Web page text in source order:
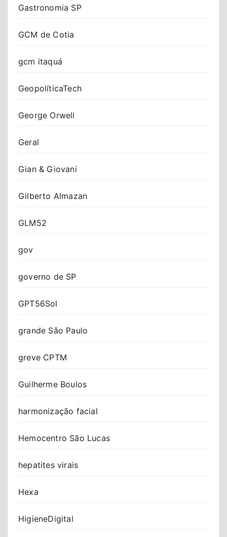
Gastronomia SP
GCM de Cotia
gcm itaquá
GeopolíticaTech
George Orwell
Geral
Gian & Giovani
Gilberto Almazan
GLM52
gov
governo de SP
GPT56Sol
grande São Paulo
greve CPTM
Guilherme Boulos
harmonização facial
Hemocentro São Lucas
hepatites virais
Hexa
HigieneDigital